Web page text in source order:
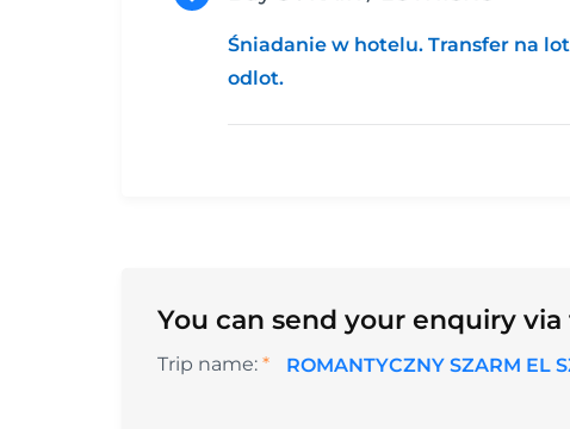
Śniadanie w hotelu. Transfer na
odlot.
You can send your enquiry
Trip name: * ROMANTYCZNY SZARM EL